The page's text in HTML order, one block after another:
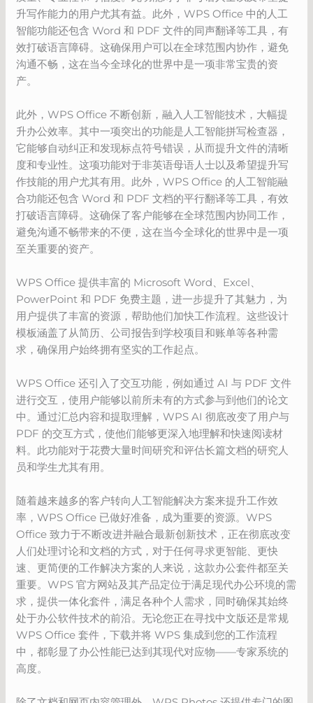
升写作能力的用户尤其有益。此外，WPS Office 中的人工
智能功能还包含 Word 和 PDF 文件的同声翻译等工具，有
效打破语言障碍。这确保用户可以在全球范围内协作，避免
沟通不畅，这在当今全球化的世界中是一项非常宝贵的资
产。
此外，WPS Office 不断创新，融入人工智能技术，大幅提
升办公效率。其中一项突出的功能是人工智能拼写检查器，
它能够自动纠正和发现标点符号错误，从而提升文件的清晰
度和专业性。这项功能对于非英语母语人士以及希望提升写
作技能的用户尤其有用。此外，WPS Office 的人工智能融
合功能还包含 Word 和 PDF 文档的平行翻译等工具，有效
打破语言障碍。这确保了客户能够在全球范围内协同工作，
避免沟通不畅带来的不便，这在当今全球化的世界中是一项
至关重要的资产。
WPS Office 提供丰富的 Microsoft Word、Excel、
PowerPoint 和 PDF 免费主题，进一步提升了其魅力，为
用户提供了丰富的资源，帮助他们加快工作流程。这些设计
模板涵盖了从简历、公司报告到学校项目和账单等各种需
求，确保用户始终拥有坚实的工作起点。
WPS Office 还引入了交互功能，例如通过 AI 与 PDF 文件
进行交互，使用户能够以前所未有的方式参与到他们的论文
中。通过汇总内容和提取理解，WPS AI 彻底改变了用户与
PDF 的交互方式，使他们能够更深入地理解和快速阅读材
料。此功能对于花费大量时间研究和评估长篇文档的研究人
员和学生尤其有用。
随着越来越多的客户转向人工智能解决方案来提升工作效
率，WPS Office 已做好准备，成为重要的资源。WPS
Office 致力于不断改进并融合最新创新技术，正在彻底改变
人们处理讨论和文档的方式，对于任何寻求更智能、更快
速、更简便的工作解决方案的人来说，这款办公套件都至关
重要。WPS 官方网站及其产品定位于满足现代办公环境的需
求，提供一体化套件，满足各种个人需求，同时确保其始终
处于办公软件技术的前沿。无论您正在寻找中文版还是常规
WPS Office 套件，下载并将 WPS 集成到您的工作流程
中，都彰显了办公性能已达到其现代对应物——专家系统的
高度。